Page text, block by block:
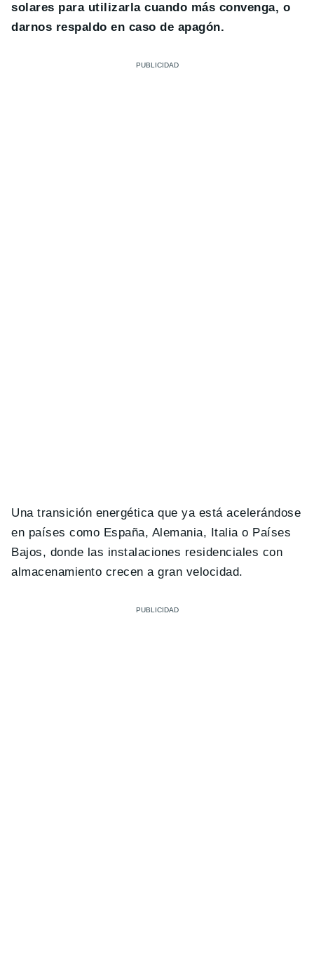
solares para utilizarla cuando más convenga, o
darnos respaldo en caso de apagón.
Una transición energética que ya está acelerándose
en países como España, Alemania, Italia o Países
Bajos, donde las instalaciones residenciales con
almacenamiento crecen a gran velocidad.